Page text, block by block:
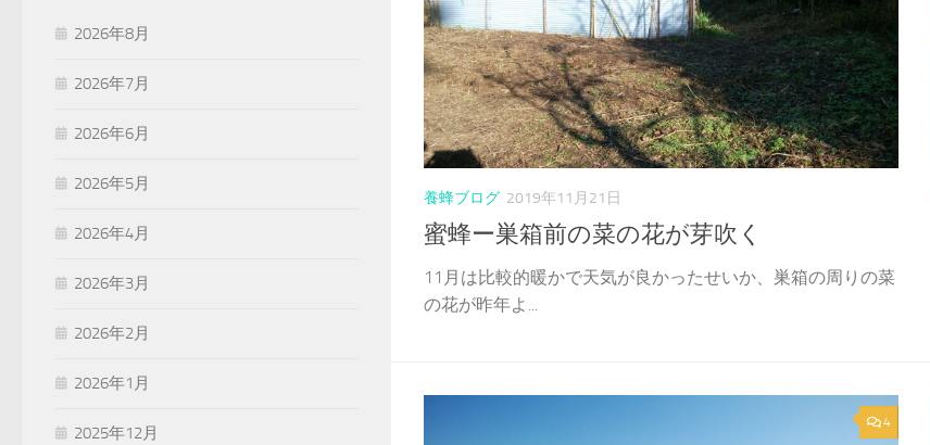
養蜂ブログ 2019年11月21日
蜜蜂ー巣箱前の菜の花が芽吹く
11月は比較的暖かで天気が良かったせいか、巣箱の周りの菜
の花が昨年よ...
4
2026年8月
2026年7月
2026年6月
2026年5月
2026年4月
2026年3月
2026年2月
2026年1月
2025年12月